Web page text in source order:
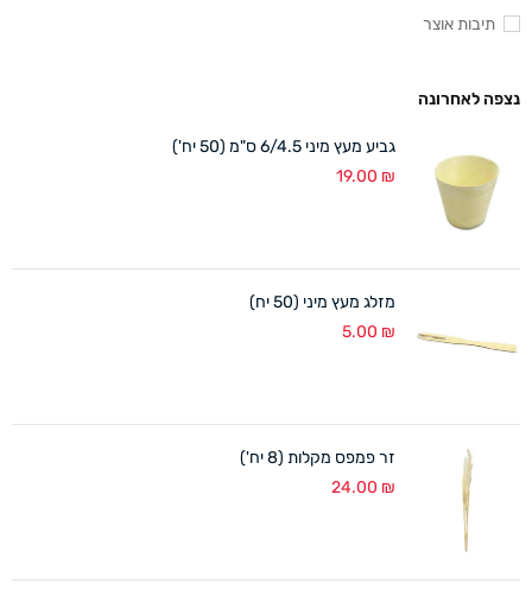
תיבות אוצר
נצפה לאחרונה
גביע מעץ מיני 6/4.5 ס"מ (50 יח')
19.00 ₪
מזלג מעץ מיני (50 יח)
5.00 ₪
זר פמפס מקלות (8 יח')
24.00 ₪